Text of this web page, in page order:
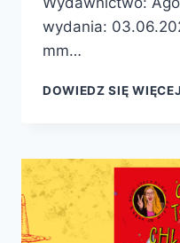
wydania:
mm…
DOWIEDZ SIĘ WIĘCEJ